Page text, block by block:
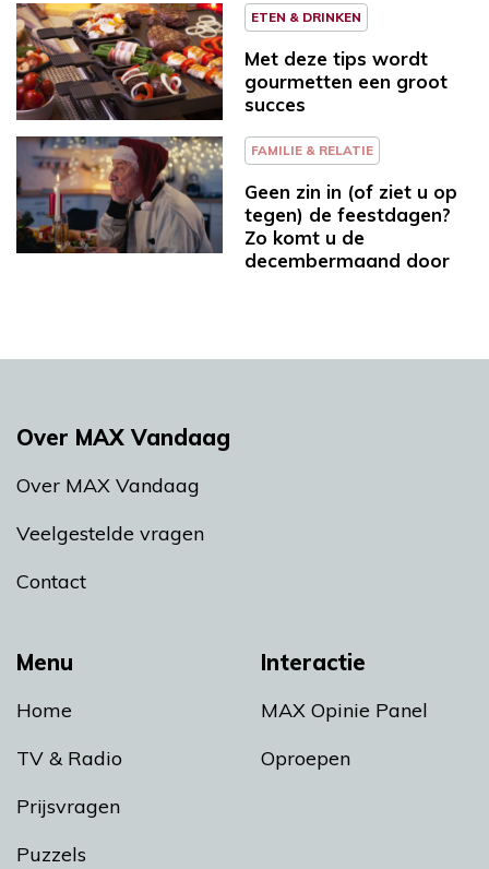
ETEN & DRINKEN
Met deze tips wordt
gourmetten een groot
succes
FAMILIE & RELATIE
Geen zin in (of ziet u op
tegen) de feestdagen?
Zo komt u de
decembermaand door
Menu
Home
TV & Radio
Prijsvragen
Puzzels
Interactie
MAX Opinie Panel
Oproepen
Over MAX Vandaag
Over MAX Vandaag
Veelgestelde vragen
Contact